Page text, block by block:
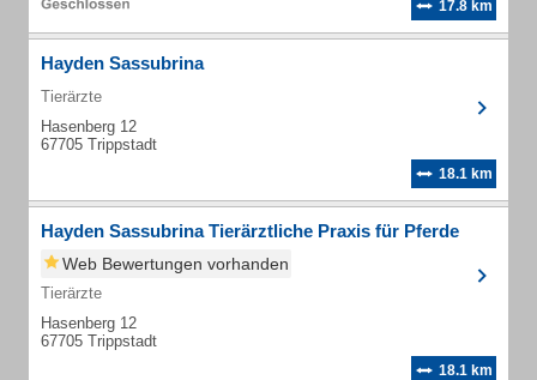
17.8 km
Hayden Sassubrina
Tierärzte
Hasenberg 12
67705 Trippstadt
18.1 km
Hayden Sassubrina Tierärztliche Praxis für Pferde
Web Bewertungen vorhanden
Tierärzte
Hasenberg 12
67705 Trippstadt
18.1 km